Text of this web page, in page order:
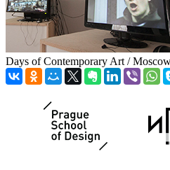
Days of Contemporary Art /